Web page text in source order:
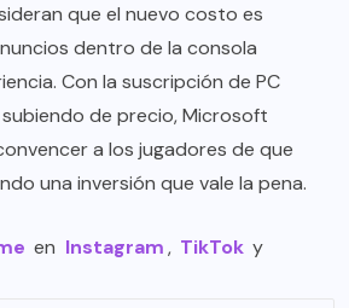
que el nuevo costo es
dentro de la consola
Con la suscripción de PC
de precio, Microsoft
a los jugadores de que
una inversión que vale la pena.
en Instagram, TikTok y